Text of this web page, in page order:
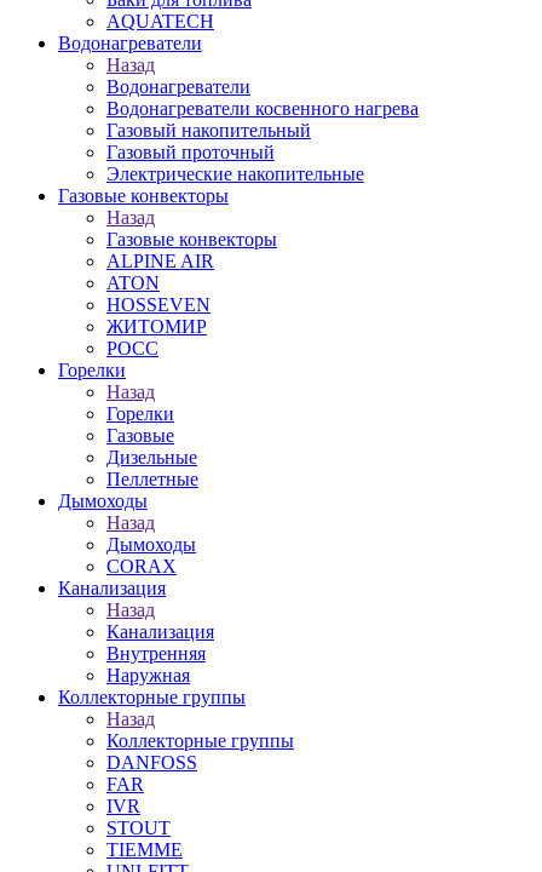
AQUATECH
Водонагреватели
Назад
Водонагреватели
Водонагреватели косвенного нагрева
Газовый накопительный
Газовый проточный
Электрические накопительные
Газовые конвекторы
Назад
Газовые конвекторы
ALPINE AIR
ATON
HOSSEVEN
ЖИТОМИР
РОСС
Горелки
Назад
Горелки
Газовые
Дизельные
Пеллетные
Дымоходы
Назад
Дымоходы
CORAX
Канализация
Назад
Канализация
Внутренняя
Наружная
Коллекторные группы
Назад
Коллекторные группы
DANFOSS
FAR
IVR
STOUT
TIEMME